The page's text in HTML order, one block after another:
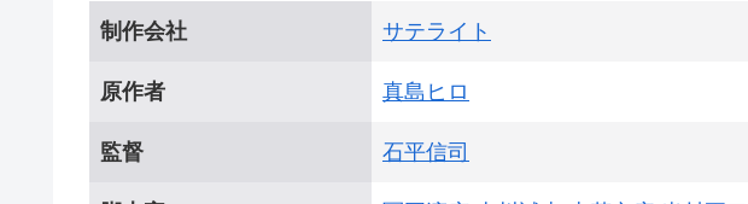
制作会社 サテライト
原作者 真島ヒロ
監督 石平信司